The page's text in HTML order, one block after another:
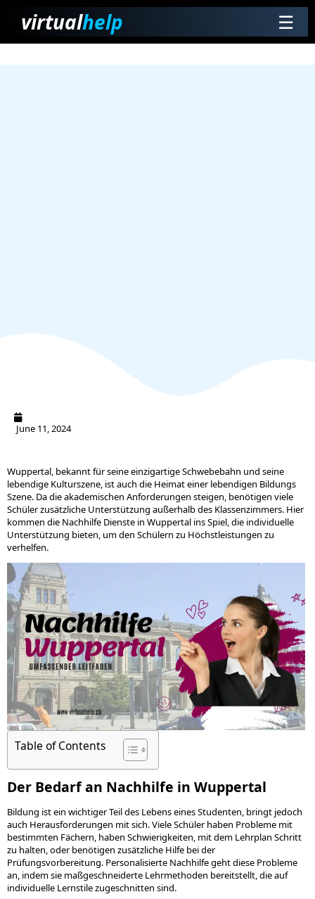
virtualhelp ☰
June 11, 2024
Wuppertal, bekannt für seine einzigartige Schwebebahn und seine
lebendige Kulturszene, ist auch die Heimat einer lebendigen Bildungs
Szene. Da die akademischen Anforderungen steigen, benötigen viele
Schüler zusätzliche Unterstützung außerhalb des Klassenzimmers. Hier
kommen die Nachhilfe Dienste in Wuppertal ins Spiel, die individuelle
Unterstützung bieten, um den Schülern zu Höchstleistungen zu
verhelfen.
Table of Contents
Der Bedarf an Nachhilfe in Wuppertal
Bildung ist ein wichtiger Teil des Lebens eines Studenten, bringt jedoch
auch Herausforderungen mit sich. Viele Schüler haben Probleme mit
bestimmten Fächern, haben Schwierigkeiten, mit dem Lehrplan Schritt
zu halten, oder benötigen zusätzliche Hilfe bei der
Prüfungsvorbereitung. Personalisierte Nachhilfe geht diese Probleme
an, indem sie maßgeschneiderte Lehrmethoden bereitstellt, die auf
individuelle Lernstile zugeschnitten sind.